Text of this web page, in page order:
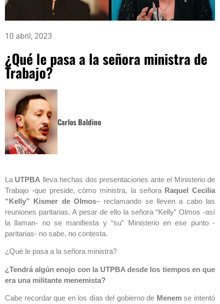
10 abril, 2023
¿Qué le pasa a la señora ministra de
Trabajo?
Carlos Baldino
La UTPBA lleva hechas dos presentaciones ante el Ministerio de
Trabajo -que preside, cómo ministra, la señora Raquel Cecilia
“Kelly” Kismer de Olmos– reclamando se lleven a cabo las
reuniones paritarias. A pesar de ello la señora “Kelly” Olmos -así
la llaman- no se manifiesta y “su” Ministerio en ese punto -
paritarias- no sabe, no contesta.
¿Qué le pasa a la señora ministra?
¿Tendrá algún enojo con la UTPBA desde los tiempos en que
era una militante menemista?
Cabe recordar que en los días del gobierno de Menemse intentó